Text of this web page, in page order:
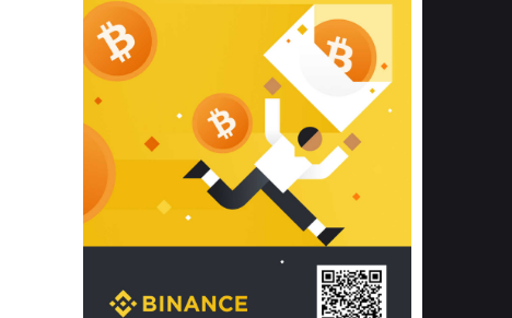
khuẩn và nấm mốc trong điều kiện
thời tiết nóng ẩm. Bạn có thể tìm hiểu
thêm các nghiên cứu khoa học về tác
động của giấc ngủ và môi trường
phòng ngủ đối với sức khỏe con
người tại Sleep Foundation (External
Link) để có cái nhìn toàn diện hơn.
2. Các tiêu chí vàng khi lựa chọn
chăn ga gối đệm cao cấp cho phòng
ngủ
Để sở hữu một bộ chăn ga gối đệm
cao cấp hoàn hảo cả về thẩm mỹ lẫn
công năng, người tiêu dùng cần cân
nhắc kỹ lưỡng các tiêu chí quan trọng